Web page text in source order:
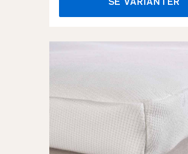
SE VARIANTER